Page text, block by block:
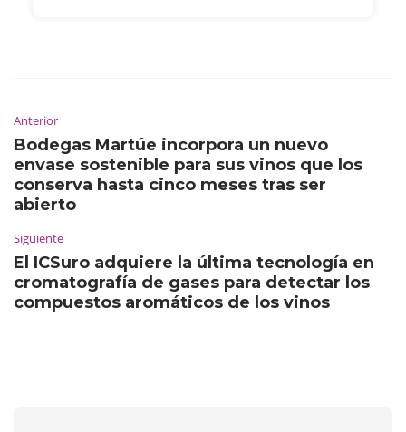
Anterior
Bodegas Martúe incorpora un nuevo
envase sostenible para sus vinos que los
conserva hasta cinco meses tras ser
abierto
Siguiente
El ICSuro adquiere la última tecnología en
cromatografía de gases para detectar los
compuestos aromáticos de los vinos